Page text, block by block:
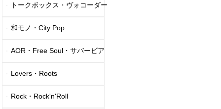
トークボックス・ヴォコーダー
和モノ・City Pop
AOR・Free Soul・サバービア
Lovers・Roots
Rock・Rock'n'Roll